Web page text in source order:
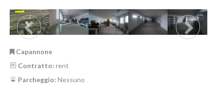
Capannone
Contratto: rent
Parcheggio: Nessuno